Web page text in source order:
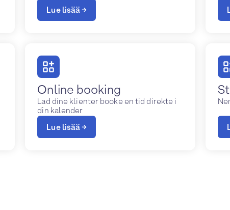
Lue lisää →
Online booking
Lad dine klienter booke en tid direkte i
din kalender
Lue lisää →